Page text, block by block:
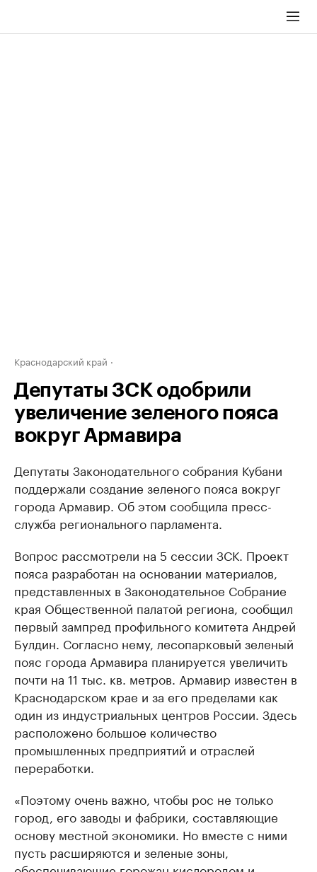
Краснодарский край
Депутаты ЗСК одобрили
увеличение зеленого пояса
вокруг Армавира
Депутаты Законодательного собрания Кубани
поддержали создание зеленого пояса вокруг
города Армавир. Об этом сообщила пресс-
служба регионального парламента.
Вопрос рассмотрели на 5 сессии ЗСК. Проект
пояса разработан на основании материалов,
представленных в Законодательное Собрание
края Общественной палатой региона, сообщил
первый зампред профильного комитета Андрей
Булдин. Согласно нему, лесопарковый зеленый
пояс города Армавира планируется увеличить
почти на 11 тыс. кв. метров. Армавир известен в
Краснодарском крае и за его пределами как
один из индустриальных центров России. Здесь
расположено большое количество
промышленных предприятий и отраслей
переработки.
«Поэтому очень важно, чтобы рос не только
город, его заводы и фабрики, составляющие
основу местной экономики. Но вместе с ними
пусть расширяются и зеленые зоны,